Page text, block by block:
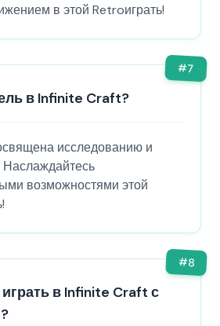
в этой Retroиграть!
#7
в Infinite Craft?
исследованию и
Наслаждайтесь
возможностями этой
#8
в Infinite Craft с